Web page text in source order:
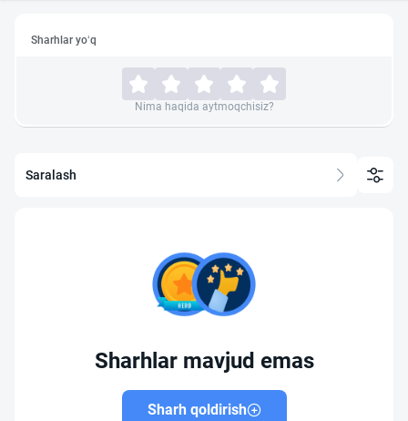
Sharhlar yo‘q
Nima haqida aytmoqchisiz?
Saralash
Sharhlar mavjud emas
Sharh qoldirish